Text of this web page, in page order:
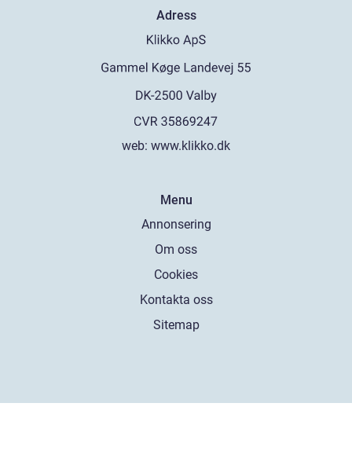
Adress
web: www.klikko.dk
Menu
Annonsering
Om oss
Cookies
Kontakta oss
Sitemap